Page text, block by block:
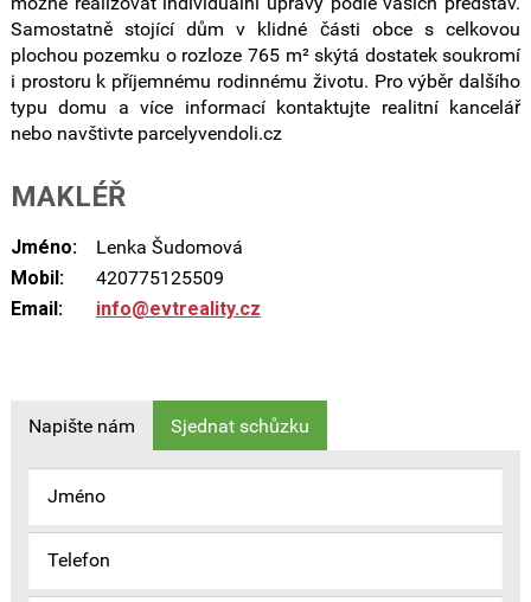
Samostatně stojící dům v klidné části obce s celkovou
plochou pozemku o rozloze 765 m² skýtá dostatek soukromí
i prostoru k příjemnému rodinnému životu. Pro výběr dalšího
typu domu a více informací kontaktujte realitní kancelář
nebo navštivte parcelyvendoli.cz
MAKLÉŘ
Jméno:
Lenka Šudomová
Mobil:
420775125509
Email:
info@evtreality.cz
Napište nám Sjednat schůzku